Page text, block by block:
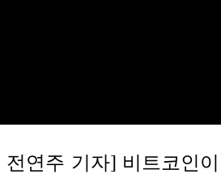
전연주 기자] 비트코인